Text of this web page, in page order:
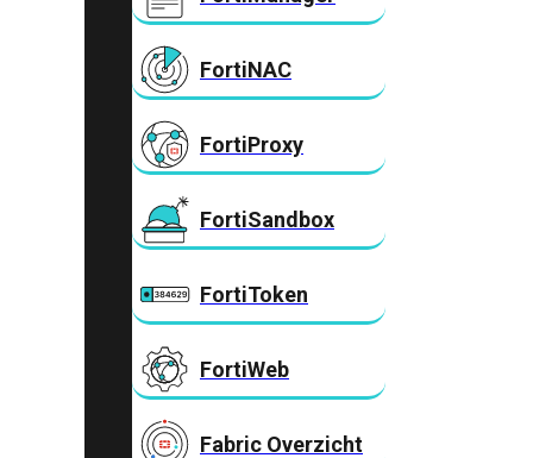
FortiNAC
FortiProxy
FortiSandbox
FortiToken
FortiWeb
Fabric Overzicht